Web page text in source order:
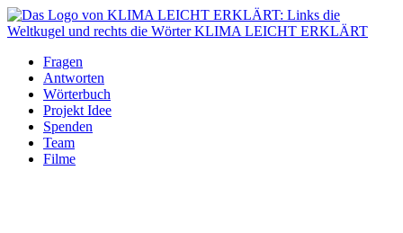
Fragen
Antworten
Wörterbuch
Projekt Idee
Spenden
Team
Filme